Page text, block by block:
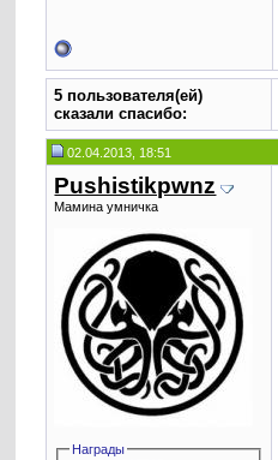
5 пользователя(ей)
сказали cпасибо:
02.04.2013, 18:51
Pushistikpwnz
Мамина умничка
Награды